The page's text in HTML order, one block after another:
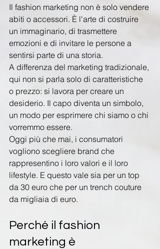
Il fashion marketing non è solo vendere
abiti o accessori. È l'arte di costruire
un immaginario, di trasmettere
emozioni e di invitare le persone a
sentirsi parte di una storia.
A differenza del marketing tradizionale,
qui non si parla solo di caratteristiche
o prezzo: si lavora per creare un
desiderio. Il capo diventa un simbolo,
un modo per esprimere chi siamo o chi
vorremmo essere.
Oggi più che mai, i consumatori
vogliono scegliere brand che
rappresentino i loro valori e il loro
lifestyle. E questo vale sia per un top
da 30 euro che per un trench couture
da migliaia di euro.
Perché il fashion
marketing è